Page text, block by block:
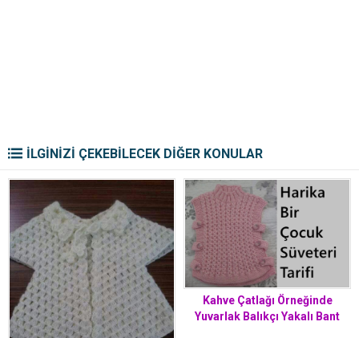
İLGİNİZİ ÇEKEBİLECEK DİĞER KONULAR
Kahve Çatlağı Örneğinde
Yuvarlak Balıkçı Yakalı Bant